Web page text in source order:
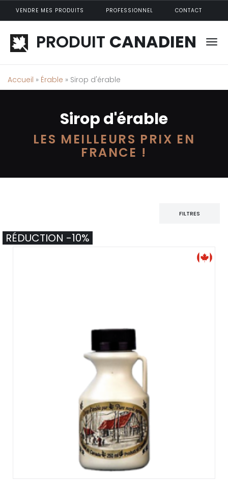
Aller au contenu principal
VENDRE MES PRODUITS PROFESSIONNEL CONTACT
PRODUIT CANADIEN
Accueil » Érable » Sirop d'érable
Sirop d'érable
LES MEILLEURS PRIX EN
FRANCE !
FILTRES
RÉDUCTION -10%